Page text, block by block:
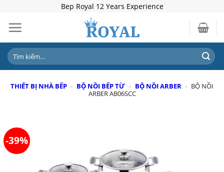
content
Bep Royal 12 Years Experience
Tìm
kiếm:
THIẾT BỊ NHÀ BẾP » BỘ NỒI BẾP TỪ » BỘ NỒI ARBER » BỘ NỒI
ARBER AB06SCC
-39%